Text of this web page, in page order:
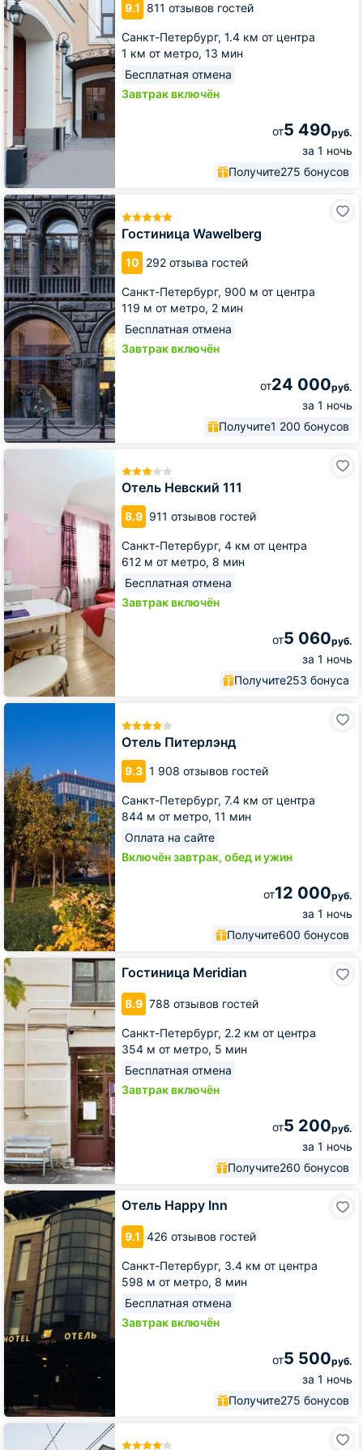
9.1 811 отзывов гостей
Санкт-Петербург, 1.4 км от центра
1 км от метро, 13 мин
Бесплатная отмена
Завтрак включён
от5 490руб.
за 1 ночь
Получите275 бонусов
Гостиница Wawelberg
10 292 отзыва гостей
Санкт-Петербург, 900 м от центра
119 м от метро, 2 мин
Бесплатная отмена
Завтрак включён
от24 000руб.
за 1 ночь
Получите1 200 бонусов
Гостиница
Wawelberg
Отель Невский 111
8.9 911 отзывов гостей
Санкт-Петербург, 4 км от центра
612 м от метро, 8 мин
Бесплатная отмена
Завтрак включён
от5 060руб.
за 1 ночь
Получите253 бонуса
Отель
Невский
Отель Питерлэнд
9.3 1 908 отзывов гостей
Санкт-Петербург, 7.4 км от центра
844 м от метро, 11 мин
Оплата на сайте
Включён завтрак, обед и ужин
от12 000руб.
за 1 ночь
Получите600 бонусов
Отель
Гостиница Meridian
8.9 788 отзывов гостей
Санкт-Петербург, 2.2 км от центра
354 м от метро, 5 мин
Бесплатная отмена
Завтрак включён
от5 200руб.
за 1 ночь
Получите260 бонусов
Гостиница
Meridian
Отель Happy Inn
9.1 426 отзывов гостей
Санкт-Петербург, 3.4 км от центра
598 м от метро, 8 мин
Бесплатная отмена
Завтрак включён
от5 500руб.
за 1 ночь
Получите275 бонусов
Отель
Happy
Inn
Отель